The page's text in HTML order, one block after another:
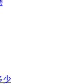
少